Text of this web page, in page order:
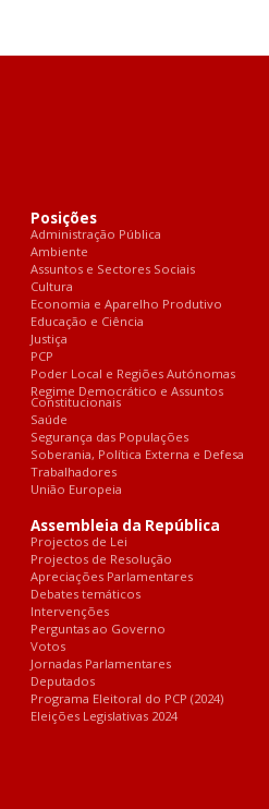
Posições
Administração Pública
Ambiente
Assuntos e Sectores Sociais
Cultura
Economia e Aparelho Produtivo
Educação e Ciência
Justiça
PCP
Poder Local e Regiões Autónomas
Regime Democrático e Assuntos
Constitucionais
Saúde
Segurança das Populações
Soberania, Política Externa e Defesa
Trabalhadores
União Europeia
Assembleia da República
Projectos de Lei
Projectos de Resolução
Apreciações Parlamentares
Debates temáticos
Intervenções
Perguntas ao Governo
Votos
Jornadas Parlamentares
Deputados
Programa Eleitoral do PCP (2024)
Eleições Legislativas 2024